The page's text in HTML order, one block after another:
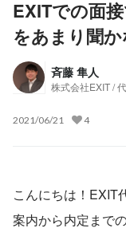
EXITでの面
をあまり聞
斉藤 隼人
株式会社EXIT /
2021/06/21 4
こんにちは！EXIT
案内から内定まで